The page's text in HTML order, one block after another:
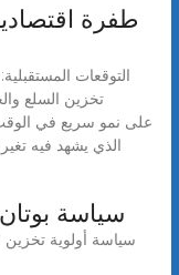
طفرة
الذي يشهد فيه
سياسة